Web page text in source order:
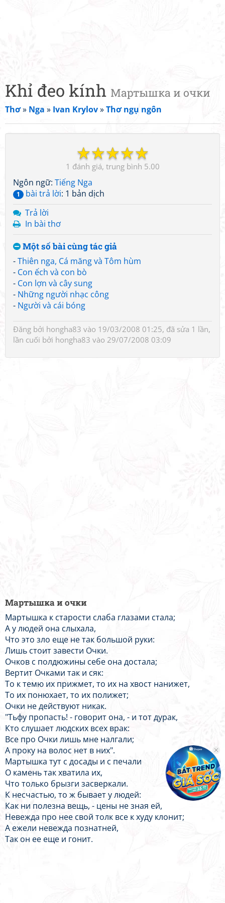
Khỉ đeo kính Мартышка и очки
Thơ» Nga » Ivan Krylov»Thơ ngụ ngôn
☆
☆
☆
☆
☆
1 5.00
Ngôn ngữ: Tiếng Nga
1 bài trả lời: 1 bản dịch
Trả lời
In bài thơ
Một số bài cùng tác giả
-Thiên nga, Cá măng và Tôm hùm
- Con ếch và con bò
- Con lợn và cây sung
- Những người nhạc công
- Người và cái bóng
Đăng bởi hongha83 vào 19/03/2008 01:25, đã sửa 1 lần,
lần cuối bởi hongha83 vào 29/07/2008 03:09
Мартышка и очки
Мартышка к старости слаба глазами стала;
А у людей она слыхала,
Что это зло еще не так большой руки:
Лишь стоит завести Очки.
Очков с полдюжины себе она достала;
Вертит Очками так и сяк:
То к темю их прижмет, то их на хвост нанижет,
То их понюхает, то их полижет;
Очки не действуют никак.
"Тьфу пропасть! - говорит она, - и тот дурак,
Кто слушает людских всех врак:
Все про Очки лишь мне налгали;
А проку на волос нет в них".
Мартышка тут с досады и с печали
О камень так хватила их,
Что только брызги засверкали.
К несчастью, то ж бывает у людей:
Как ни полезна вещь, - цены не зная ей,
Невежда про нее свой толк все к худу клонит;
А ежели невежда познатней,
Так он ее еще и гонит.